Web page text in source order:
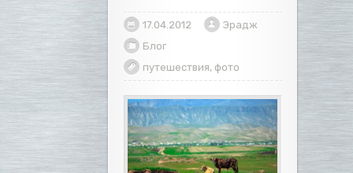
17.04.2012
Эрадж
Блог
путешествия, фото